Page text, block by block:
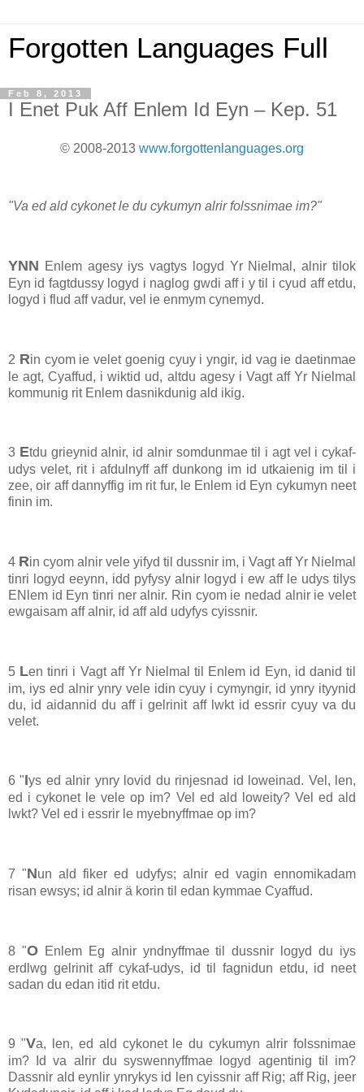
Forgotten Languages Full
Feb 8, 2013
I Enet Puk Aff Enlem Id Eyn – Kep. 51
© 2008-2013 www.forgottenlanguages.org
"Va ed ald cykonet le du cykumyn alrir folssnimae im?"
YNN Enlem agesy iys vagtys logyd Yr Nielmal, alnir tilok
Eyn id fagtdussy logyd i naglog gwdi aff i y til i cyud aff etdu,
logyd i flud aff vadur, vel ie enmym cynemyd.
2 Rin cyom ie velet goenig cyuy i yngir, id vag ie daetinmae
le agt, Cyaffud, i wiktid ud, altdu agesy i Vagt aff Yr Nielmal
kommunig rit Enlem dasnikdunig ald ikig.
3 Etdu grieynid alnir, id alnir somdunmae til i agt vel i cykaf-
udys velet, rit i afdulnyff aff dunkong im id utkaienig im til i
zee, oir aff dannyffig im rit fur, le Enlem id Eyn cykumyn neet
finin im.
4 Rin cyom alnir vele yifyd til dussnir im, i Vagt aff Yr Nielmal
tinri logyd eeynn, idd pyfysy alnir logyd i ew aff le udys tilys
ENlem id Eyn tinri ner alnir. Rin cyom ie nedad alnir ie velet
ewgaisam aff alnir, id aff ald udyfys cyissnir.
5 Len tinri i Vagt aff Yr Nielmal til Enlem id Eyn, id danid til
im, iys ed alnir ynry vele idin cyuy i cymyngir, id ynry ityynid
du, id aidannid du aff i gelrinit aff lwkt id essrir cyuy va du
velet.
6 "Iys ed alnir ynry lovid du rinjesnad id loweinad. Vel, len,
ed i cykonet le vele op im? Vel ed ald loweity? Vel ed ald
lwkt? Vel ed i essrir le myebnyffmae op im?
7 "Nun ald fiker ed udyfys; alnir ed vagin ennomikadam
risan ewsys; id alnir ä korin til edan kymmae Cyaffud.
8 "OEnlem Eg alnir yndnyffmae til dussnir logyd du iys
erdlwg gelrinit aff cykaf-udys, id til fagnidun etdu, id neet
sadan du edan itid rit etdu.
9 "Va, len, ed ald cykonet le du cykumyn alrir folssnimae
im? Id va alrir du syswennyffmae logyd agentinig til im?
Dassnir ald eynlir ynrykys id len cyissnir aff Rig; aff Rig, jeer